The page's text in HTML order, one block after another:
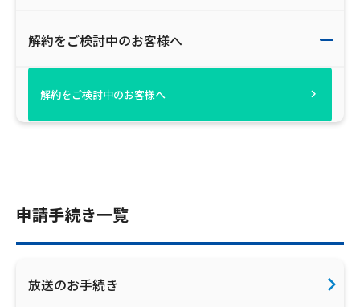
情報セキュリティ基本方針
ご利用約款・重要事項説明書
プライバシーポリシー
解約をご検討中のお客様へ
解約をご検討中のお客様へ
申請手続き一覧
放送のお手続き